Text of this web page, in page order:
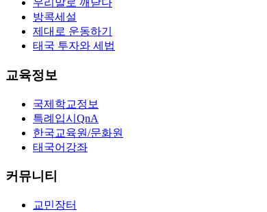
우리말로 깨닫다
방콕세설
제대로 운동하기
태국 투자와 세법
교육정보
국제학교정보
특례입시QnA
한국교육원/문화원
태국어강좌
커뮤니티
교민장터